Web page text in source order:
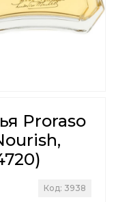
Proraso
Код: 3938